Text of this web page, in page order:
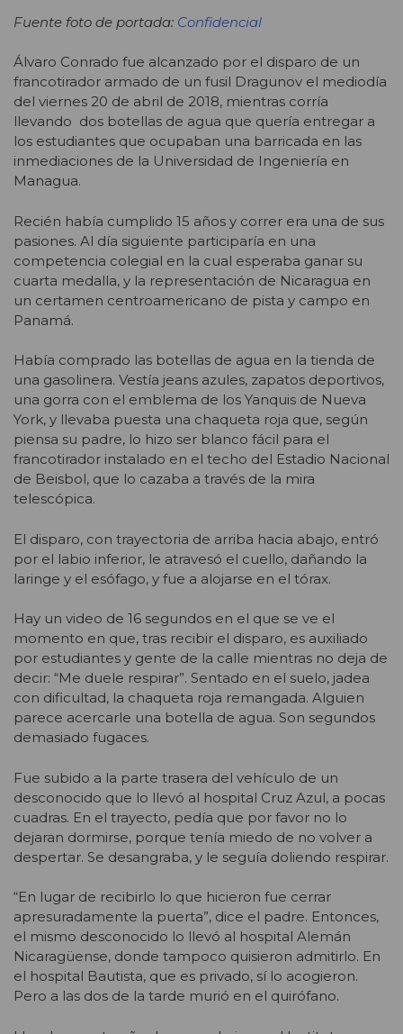
Fuente foto de portada: Confidencial
Álvaro Conrado fue alcanzado por el disparo de un
francotirador armado de un fusil Dragunov el mediodía
del viernes 20 de abril de 2018, mientras corría
llevando dos botellas de agua que quería entregar a
los estudiantes que ocupaban una barricada en las
inmediaciones de la Universidad de Ingeniería en
Managua.
Recién había cumplido 15 años y correr era una de sus
pasiones. Al día siguiente participaría en una
competencia colegial en la cual esperaba ganar su
cuarta medalla, y la representación de Nicaragua en
un certamen centroamericano de pista y campo en
Panamá.
Había comprado las botellas de agua en la tienda de
una gasolinera. Vestía jeans azules, zapatos deportivos,
una gorra con el emblema de los Yanquis de Nueva
York, y llevaba puesta una chaqueta roja que, según
piensa su padre, lo hizo ser blanco fácil para el
francotirador instalado en el techo del Estadio Nacional
de Beisbol, que lo cazaba a través de la mira
telescópica.
El disparo, con trayectoria de arriba hacia abajo, entró
por el labio inferior, le atravesó el cuello, dañando la
laringe y el esófago, y fue a alojarse en el tórax.
Hay un video de 16 segundos en el que se ve el
momento en que, tras recibir el disparo, es auxiliado
por estudiantes y gente de la calle mientras no deja de
decir: “Me duele respirar”. Sentado en el suelo, jadea
con dificultad, la chaqueta roja remangada. Alguien
parece acercarle una botella de agua. Son segundos
demasiado fugaces.
Fue subido a la parte trasera del vehículo de un
desconocido que lo llevó al hospital Cruz Azul, a pocas
cuadras. En el trayecto, pedía que por favor no lo
dejaran dormirse, porque tenía miedo de no volver a
despertar. Se desangraba, y le seguía doliendo respirar.
“En lugar de recibirlo lo que hicieron fue cerrar
apresuradamente la puerta”, dice el padre. Entonces,
el mismo desconocido lo llevó al hospital Alemán
Nicaragüense, donde tampoco quisieron admitirlo. En
el hospital Bautista, que es privado, sí lo acogieron.
Pero a las dos de la tarde murió en el quirófano.